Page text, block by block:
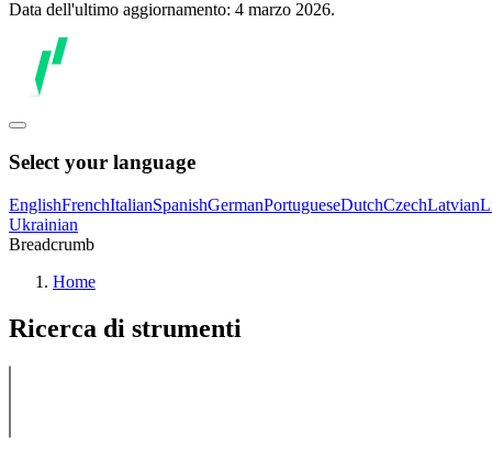
Data dell'ultimo aggiornamento: 4 marzo 2026.
Select your language
EnglishFrenchItalianSpanishGermanPortugueseDutchCzechLatvian
Ukrainian
Breadcrumb
Home
Ricerca di strumenti